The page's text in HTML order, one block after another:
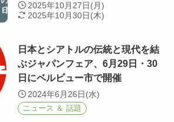
2025年10月27日(月)
2025年10月30日(木)
日本とシアトルの伝統と現代を結
ぶジャパンフェア、6月29日・30
日にベルビュー市で開催
2024年6月26日(水)
ニュース ＆ 話題